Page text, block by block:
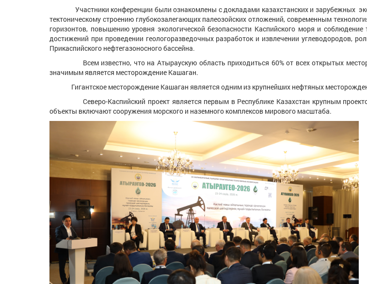
Участники конференции были ознакомлены с докладами казахстанских и зарубежных
тектоническому строению глубокозалегающих палеозойских отложений, современным
горизонтов, повышению уровня экологической безопасности Каспийского моря и
достижений при проведении геологоразведочных разработок и извлечении углеводородов,
Прикаспийского нефтегазоносного бассейна.
Всем известно, что на Атыраускую область приходиться 60% от всех открытых
значимым является месторождение Кашаган.
Гигантское месторождение Кашаган является одним из крупнейших нефтяных
Северо-Каспийский проект является первым в Республике Казахстан крупным
объекты включают сооружения морского и наземного комплексов мирового масштаба.